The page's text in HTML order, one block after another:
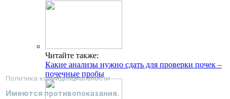
Читайте также:
Какие анализы нужно сдать для проверки почек –
почечные пробы
Политика конфиденциальности
Имеются противопоказания.